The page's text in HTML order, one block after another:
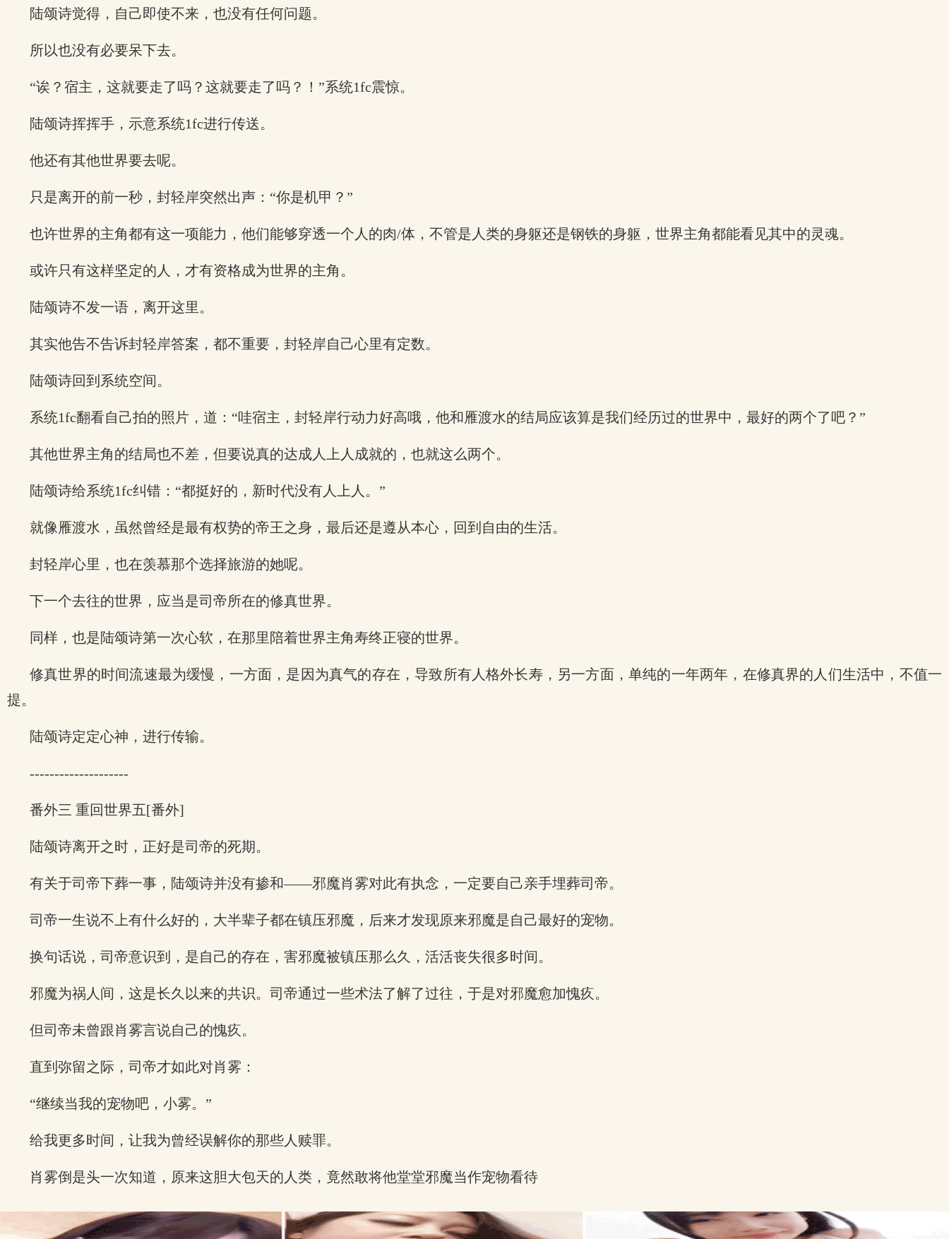
陆颂诗觉得，自己即使不来，也没有任何问题。
所以也没有必要呆下去。
“诶？宿主，这就要走了吗？这就要走了吗？！”系统1fc震惊。
陆颂诗挥挥手，示意系统1fc进行传送。
他还有其他世界要去呢。
只是离开的前一秒，封轻岸突然出声：“你是机甲？”
也许世界的主角都有这一项能力，他们能够穿透一个人的肉/体，不管是人类的身躯还是钢铁的身躯，世界主角都能看见其中的灵魂。
或许只有这样坚定的人，才有资格成为世界的主角。
陆颂诗不发一语，离开这里。
其实他告不告诉封轻岸答案，都不重要，封轻岸自己心里有定数。
陆颂诗回到系统空间。
系统1fc翻看自己拍的照片，道：“哇宿主，封轻岸行动力好高哦，他和雁渡水的结局应该算是我们经历过的世界中，最好的两个了吧？”
其他世界主角的结局也不差，但要说真的达成人上人成就的，也就这么两个。
陆颂诗给系统1fc纠错：“都挺好的，新时代没有人上人。”
就像雁渡水，虽然曾经是最有权势的帝王之身，最后还是遵从本心，回到自由的生活。
封轻岸心里，也在羡慕那个选择旅游的她呢。
下一个去往的世界，应当是司帝所在的修真世界。
同样，也是陆颂诗第一次心软，在那里陪着世界主角寿终正寝的世界。
修真世界的时间流速最为缓慢，一方面，是因为真气的存在，导致所有人格外长寿，另一方面，单纯的一年两年，在修真界的人们生活中，不值一
提。
陆颂诗定定心神，进行传输。
--------------------
番外三 重回世界五[番外]
陆颂诗离开之时，正好是司帝的死期。
有关于司帝下葬一事，陆颂诗并没有掺和——邪魔肖雾对此有执念，一定要自己亲手埋葬司帝。
司帝一生说不上有什么好的，大半辈子都在镇压邪魔，后来才发现原来邪魔是自己最好的宠物。
换句话说，司帝意识到，是自己的存在，害邪魔被镇压那么久，活活丧失很多时间。
邪魔为祸人间，这是长久以来的共识。司帝通过一些术法了解了过往，于是对邪魔愈加愧疚。
但司帝未曾跟肖雾言说自己的愧疚。
直到弥留之际，司帝才如此对肖雾：
“继续当我的宠物吧，小雾。”
给我更多时间，让我为曾经误解你的那些人赎罪。
肖雾倒是头一次知道，原来这胆大包天的人类，竟然敢将他堂堂邪魔当作宠物看待